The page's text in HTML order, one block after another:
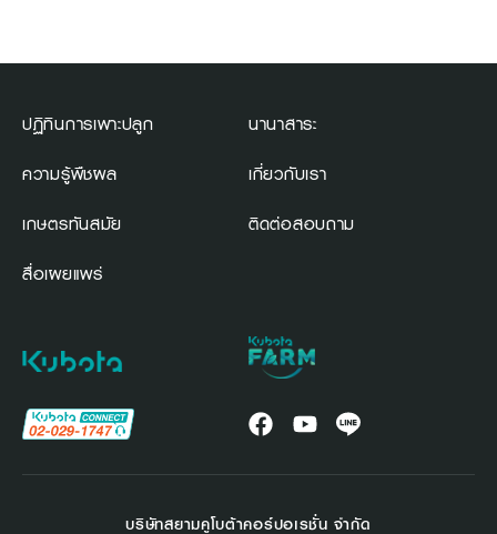
ปฏิทินการเพาะปลูก
ความรู้พืชผล
เกษตรทันสมัย
สื่อเผยแพร่
นานาสาระ
เกี่ยวกับเรา
ติดต่อสอบถาม
บริษัทสยามคูโบต้าคอร์ปอเรชั่น จำกัด